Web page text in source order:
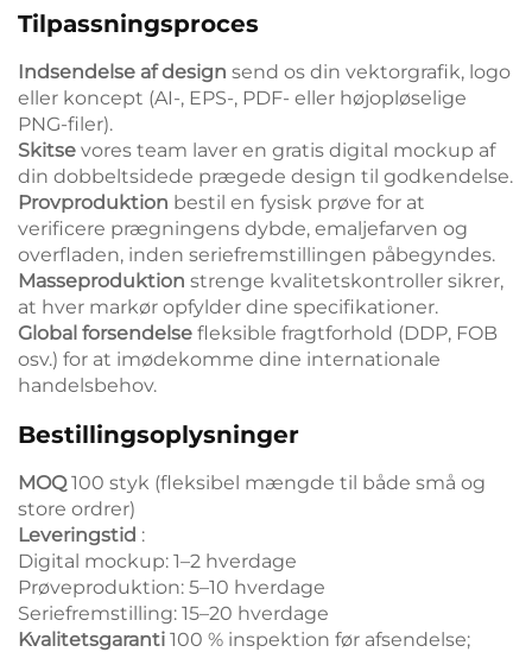
Tilpassningsproces
Indsendelse af design send os din vektorgrafik, logo
eller koncept (AI-, EPS-, PDF- eller højopløselige
PNG-filer).
Skitse vores team laver en gratis digital mockup af
din dobbeltsidede prægede design til godkendelse.
Provproduktion bestil en fysisk prøve for at
verificere prægningens dybde, emaljefarven og
overfladen, inden seriefremstillingen påbegyndes.
Masseproduktion strenge kvalitetskontroller sikrer,
at hver markør opfylder dine specifikationer.
Global forsendelse fleksible fragtforhold (DDP, FOB
osv.) for at imødekomme dine internationale
handelsbehov.
Bestillingsoplysninger
MOQ100 styk (fleksibel mængde til både små og
store ordrer)
Leveringstid :
Digital mockup: 1–2 hverdage
Prøveproduktion: 5–10 hverdage
Seriefremstilling: 15–20 hverdage
Kvalitetsgaranti 100 % inspektion før afsendelse;